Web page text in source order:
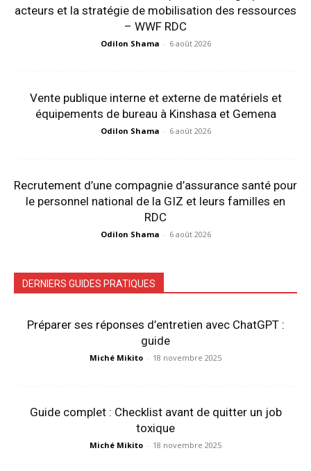
acteurs et la stratégie de mobilisation des ressources
– WWF RDC
Odilon Shama - 6 août 2026
Vente publique interne et externe de matériels et
équipements de bureau à Kinshasa et Gemena
Odilon Shama - 6 août 2026
Recrutement d’une compagnie d’assurance santé pour
le personnel national de la GIZ et leurs familles en
RDC
Odilon Shama - 6 août 2026
DERNIERS GUIDES PRATIQUES
Préparer ses réponses d’entretien avec ChatGPT :
guide
Miché Mikito - 18 novembre 2025
Guide complet : Checklist avant de quitter un job
toxique
Miché Mikito - 18 novembre 2025